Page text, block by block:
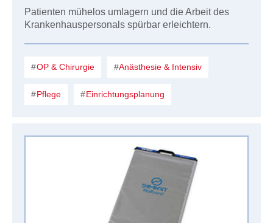
Patienten mühelos umlagern und die Arbeit des
Krankenhauspersonals spürbar erleichtern.
OP & Chirurgie Anästhesie & Intensiv
Pflege Einrichtungsplanung